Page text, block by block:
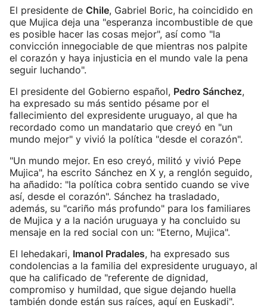
El presidente de Chile, Gabriel Boric, ha coincidido en
que Mujica deja una "esperanza incombustible de que
es posible hacer las cosas mejor", así como "la
convicción innegociable de que mientras nos palpite
el corazón y haya injusticia en el mundo vale la pena
seguir luchando".
El presidente del Gobierno español, Pedro Sánchez,
ha expresado su más sentido pésame por el
fallecimiento del expresidente uruguayo, al que ha
recordado como un mandatario que creyó en "un
mundo mejor" y vivió la política "desde el corazón".
"Un mundo mejor. En eso creyó, militó y vivió Pepe
Mujica", ha escrito Sánchez en X y, a renglón seguido,
ha añadido: "la política cobra sentido cuando se vive
así, desde el corazón". Sánchez ha trasladado,
además, su "cariño más profundo" para los familiares
de Mujica y a la nación uruguaya y ha concluido su
mensaje en la red social con un: "Eterno, Mujica".
El lehedakari, Imanol Pradales, ha expresado sus
condolencias a la familia del expresidente uruguayo, al
que ha calificado de "referente de dignidad,
compromiso y humildad, que sigue dejando huella
también donde están sus raíces, aquí en Euskadi".